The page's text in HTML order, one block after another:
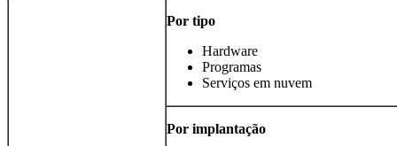
Por tipo
Hardware
Programas
Serviços em nuvem
Por implantação